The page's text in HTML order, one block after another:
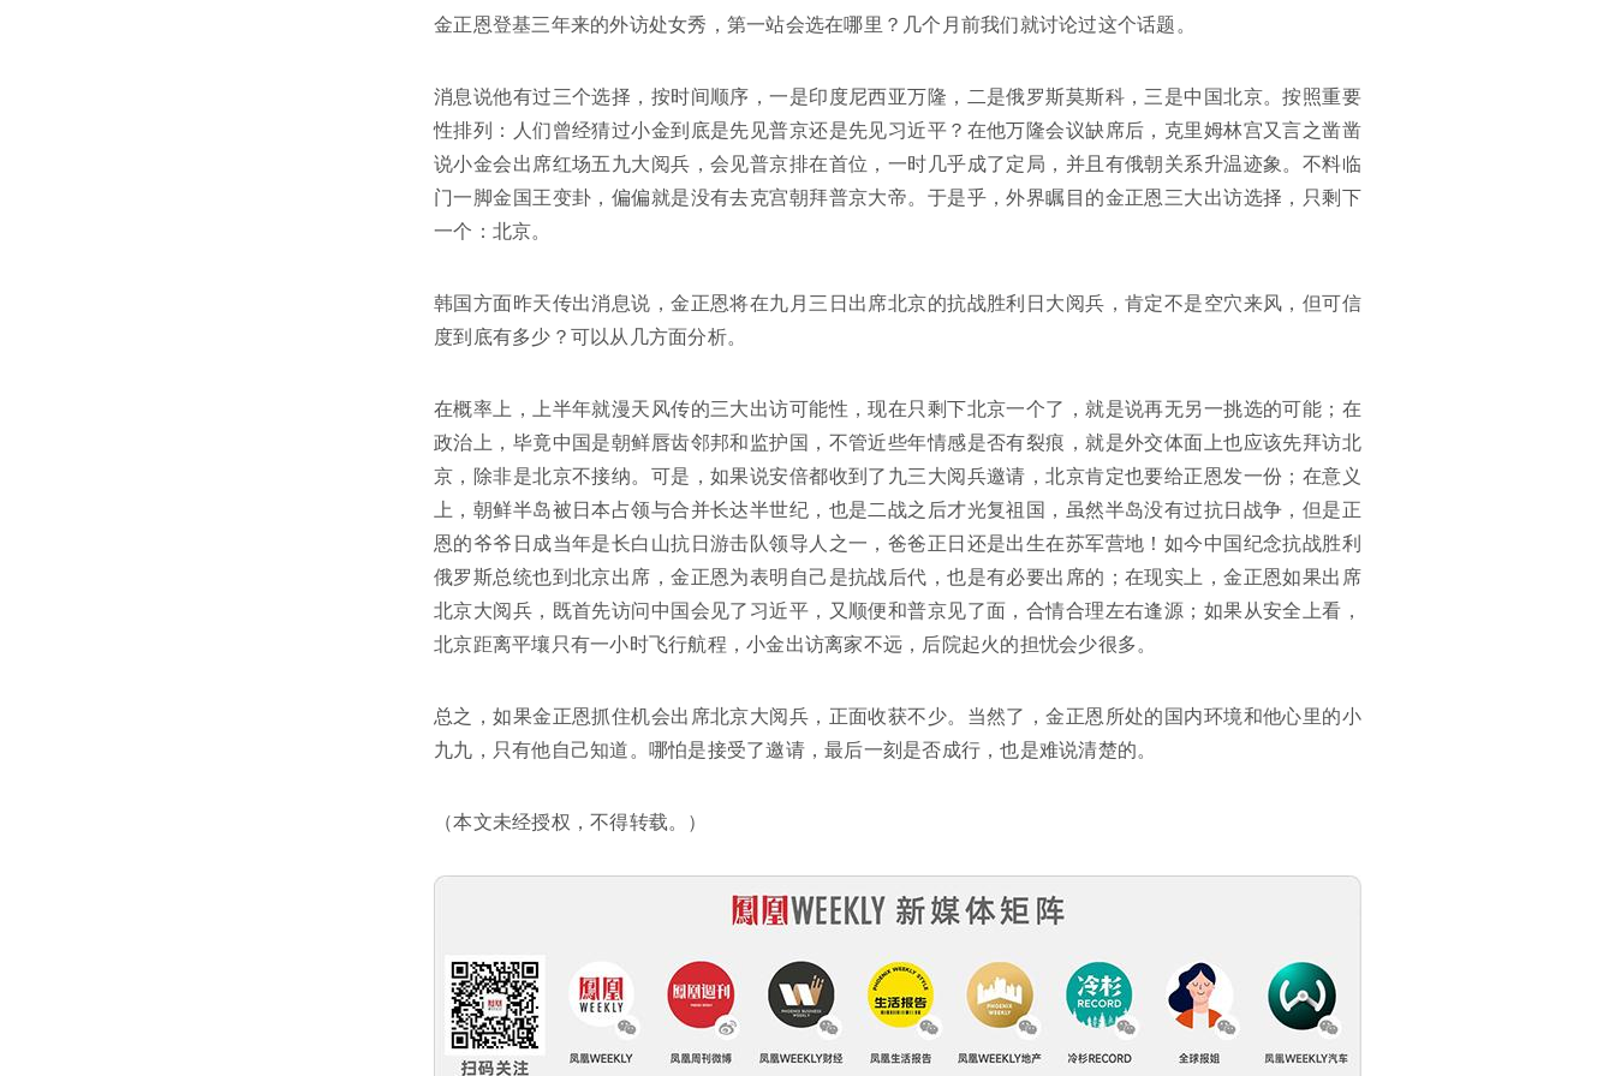
金正恩登基三年来的外访处女秀，第一站会选在哪里？几个月前我们就讨论过这个话题。
消息说他有过三个选择，按时间顺序，一是印度尼西亚万隆，二是俄罗斯莫斯科，三是中国北京。按照重要
性排列：人们曾经猜过小金到底是先见普京还是先见习近平？在他万隆会议缺席后，克里姆林宫又言之凿凿
说小金会出席红场五九大阅兵，会见普京排在首位，一时几乎成了定局，并且有俄朝关系升温迹象。不料临
门一脚金国王变卦，偏偏就是没有去克宫朝拜普京大帝。于是乎，外界瞩目的金正恩三大出访选择，只剩下
一个：北京。
韩国方面昨天传出消息说，金正恩将在九月三日出席北京的抗战胜利日大阅兵，肯定不是空穴来风，但可信
度到底有多少？可以从几方面分析。
在概率上，上半年就漫天风传的三大出访可能性，现在只剩下北京一个了，就是说再无另一挑选的可能；在
政治上，毕竟中国是朝鲜唇齿邻邦和监护国，不管近些年情感是否有裂痕，就是外交体面上也应该先拜访北
京，除非是北京不接纳。可是，如果说安倍都收到了九三大阅兵邀请，北京肯定也要给正恩发一份；在意义
上，朝鲜半岛被日本占领与合并长达半世纪，也是二战之后才光复祖国，虽然半岛没有过抗日战争，但是正
恩的爷爷日成当年是长白山抗日游击队领导人之一，爸爸正日还是出生在苏军营地！如今中国纪念抗战胜利
俄罗斯总统也到北京出席，金正恩为表明自己是抗战后代，也是有必要出席的；在现实上，金正恩如果出席
北京大阅兵，既首先访问中国会见了习近平，又顺便和普京见了面，合情合理左右逢源；如果从安全上看，
北京距离平壤只有一小时飞行航程，小金出访离家不远，后院起火的担忧会少很多。
总之，如果金正恩抓住机会出席北京大阅兵，正面收获不少。当然了，金正恩所处的国内环境和他心里的小
九九，只有他自己知道。哪怕是接受了邀请，最后一刻是否成行，也是难说清楚的。
（本文未经授权，不得转载。）